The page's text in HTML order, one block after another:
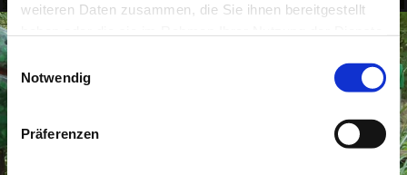
weiteren Daten zusammen, die Sie ihnen bereitgestellt
Einwilligungsauswahl
Notwendig
Präferenzen